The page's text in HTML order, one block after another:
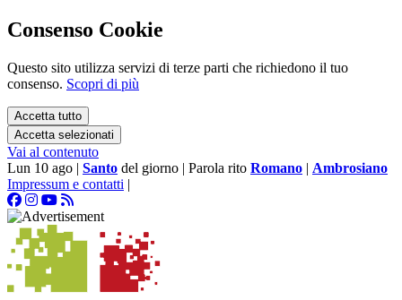
Consenso Cookie
Questo sito utilizza servizi di terze parti che richiedono il tuo
consenso. Scopri di più
Accetta tutto
Accetta selezionati
Vai al contenuto
Lun 10 ago | Santo del giorno | Parola rito Romano | Ambrosiano
Impressum e contatti |